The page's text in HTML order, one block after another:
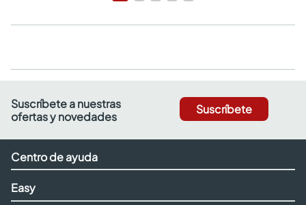
Suscríbete a nuestras
ofertas y novedades
Suscríbete
Centro de ayuda
Easy